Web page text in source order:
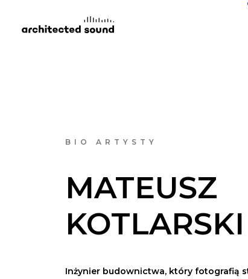
BIO ARTYSTY
MATEUSZ
KOTLARSKI
Inżynier budownictwa, który fotografią